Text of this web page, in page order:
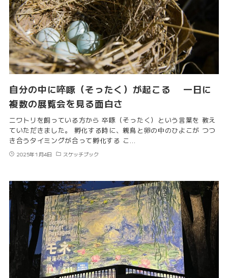
自分の中に啐啄（そったく）が起こる 一日に
複数の展覧会を見る面白さ
ニワトリを飼っている方から 卒啄（そったく）という言葉を 教え
ていただきました。 孵化する時に、親鳥と卵の中のひよこが つつ
き合うタイミングが合って孵化する こ…
2025年1月4日 スケッチブック